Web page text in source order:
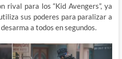
rival para los “Kid Avengers”, ya
sus poderes para paralizar a
a todos en segundos.